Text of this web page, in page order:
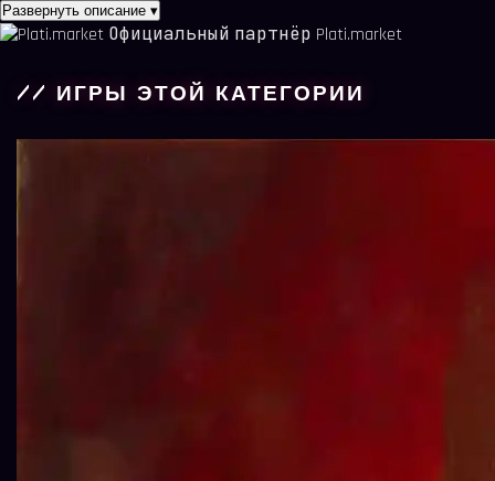
Развернуть описание ▾
Официальный партнёр Plati.market
// ИГРЫ ЭТОЙ КАТЕГОРИИ